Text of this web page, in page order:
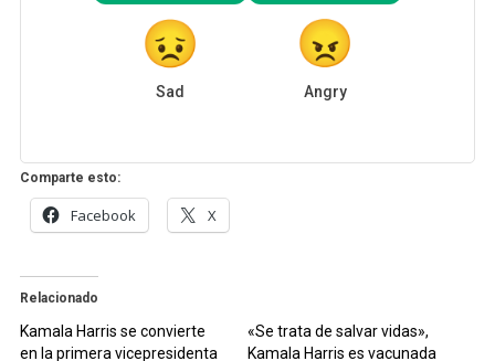
Sad Angry
Comparte esto:
Facebook X
Relacionado
Kamala Harris se convierte
en la primera vicepresidenta
«Se trata de salvar vidas»,
Kamala Harris es vacunada